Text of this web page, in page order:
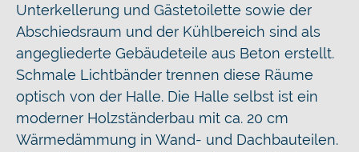
Unterkellerung und Gästetoilette sowie der
Abschiedsraum und der Kühlbereich sind als
angegliederte Gebäudeteile aus Beton erstellt.
Schmale Lichtbänder trennen diese Räume
optisch von der Halle. Die Halle selbst ist ein
moderner Holzständerbau mit ca. 20 cm
Wärmedämmung in Wand- und Dachbauteilen.